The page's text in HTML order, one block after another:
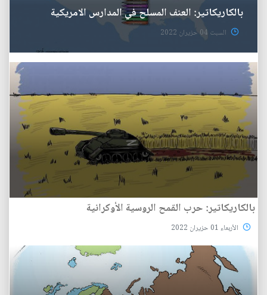
بالكاريكاتير: العنف المسلح في المدارس الامريكية
السبت 04 حزيران 2022
بالكاريكاتير: حرب القمح الروسية الأوكرانية
الأربعاء 01 حزيران 2022